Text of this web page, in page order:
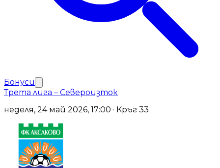
Бонуси
Трета лига – Североизток
неделя, 24 май 2026, 17:00 · Кръг 33